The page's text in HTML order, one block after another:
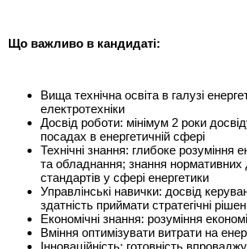
Що важливо в кандидаті:
Вища технічна освіта в галузі
електротехніки
Досвід роботи: мінімум 2 роки
посадах в енергетичній сфері
Технічні знання: глибоке розуміння
та обладнання; знання нормативних
стандартів у сфері енергетики
Управлінські навички: досвід
здатність приймати стратегічні
Економічні знання: розуміння
Вміння оптимізувати витрати на